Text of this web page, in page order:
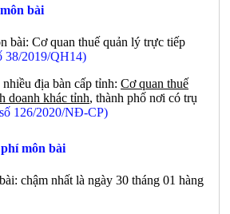
bài
bài: Cơ quan thuế quản lý trực tiếp
38/2019/QH14)
địa bàn cấp tỉnh: Cơ quan thuế
doanh khác tỉnh, thành phố nơi có trụ
126/2020/NĐ-CP)
môn bài
chậm nhất là ngày 30 tháng 01 hàng